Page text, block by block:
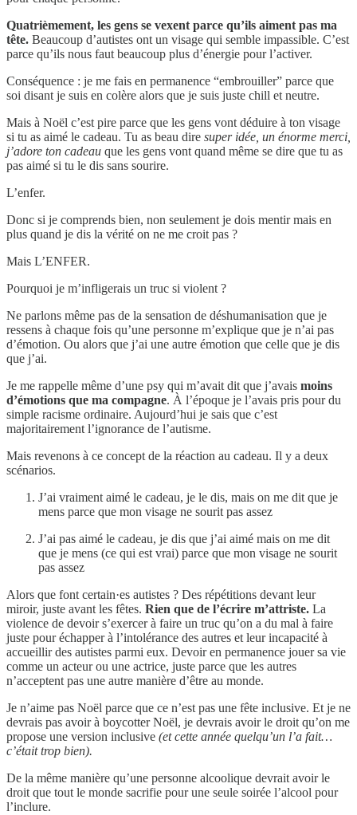
Quatrièmement, les gens se vexent parce qu’ils aiment pas ma
tête. Beaucoup d’autistes ont un visage qui semble impassible. C’est
parce qu’ils nous faut beaucoup plus d’énergie pour l’activer.
Conséquence : je me fais en permanence “embrouiller” parce que
soi disant je suis en colère alors que je suis juste chill et neutre.
Mais à Noël c’est pire parce que les gens vont déduire à ton visage
si tu as aimé le cadeau. Tu as beau dire super idée, un énorme merci,
j’adore ton cadeau que les gens vont quand même se dire que tu as
pas aimé si tu le dis sans sourire.
L’enfer.
Donc si je comprends bien, non seulement je dois mentir mais en
plus quand je dis la vérité on ne me croit pas ?
Mais L’ENFER.
Pourquoi je m’infligerais un truc si violent ?
Ne parlons même pas de la sensation de déshumanisation que je
ressens à chaque fois qu’une personne m’explique que je n’ai pas
d’émotion. Ou alors que j’ai une autre émotion que celle que je dis
que j’ai.
Je me rappelle même d’une psy qui m’avait dit que j’avais moins
d’émotions que ma compagne. À l’époque je l’avais pris pour du
simple racisme ordinaire. Aujourd’hui je sais que c’est
majoritairement l’ignorance de l’autisme.
Mais revenons à ce concept de la réaction au cadeau. Il y a deux
scénarios.
J’ai vraiment aimé le cadeau, je le dis, mais on me dit que je
mens parce que mon visage ne sourit pas assez
J’ai pas aimé le cadeau, je dis que j’ai aimé mais on me dit
que je mens (ce qui est vrai) parce que mon visage ne sourit
pas assez
Alors que font certain·es autistes ? Des répétitions devant leur
miroir, juste avant les fêtes. Rien que de l’écrire m’attriste. La
violence de devoir s’exercer à faire un truc qu’on a du mal à faire
juste pour échapper à l’intolérance des autres et leur incapacité à
accueillir des autistes parmi eux. Devoir en permanence jouer sa vie
comme un acteur ou une actrice, juste parce que les autres
n’acceptent pas une autre manière d’être au monde.
Je n’aime pas Noël parce que ce n’est pas une fête inclusive. Et je ne
devrais pas avoir à boycotter Noël, je devrais avoir le droit qu’on me
propose une version inclusive (et cette année quelqu’un l’a fait…
c’était trop bien).
De la même manière qu’une personne alcoolique devrait avoir le
droit que tout le monde sacrifie pour une seule soirée l’alcool pour
l’inclure.